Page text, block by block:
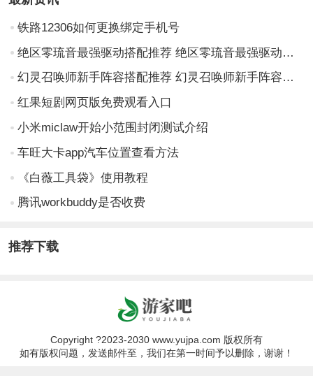
铁路12306如何更换绑定手机号
绝区零琉音最强驱动搭配推荐 绝区零琉音最强驱动搭配攻略
幻灵召唤师新手阵容搭配推荐 幻灵召唤师新手阵容搭配攻略
红果短剧网页版免费观看入口
小米miclaw开始小范围封闭测试介绍
车旺大卡app汽车位置查看方法
《白薇工具袋》使用教程
腾讯workbuddy是否收费
推荐下载
Copyright ?2023-2030 www.yujpa.com 版权所有
如有版权问题，发送邮件至，我们在第一时间予以删除，谢谢！